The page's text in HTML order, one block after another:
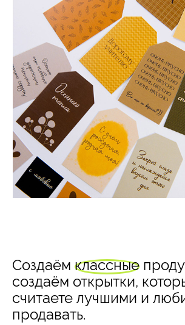
Создаём классные
создаём открытки,
считаете лучшими и
продавать.